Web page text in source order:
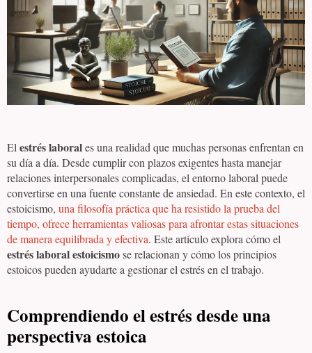
El estrés laborales una realidad que muchas personas enfrentan en
su día a día. Desde cumplir con plazos exigentes hasta manejar
relaciones interpersonales complicadas, el entorno laboral puede
convertirse en una fuente constante de ansiedad. En este contexto, el
estoicismo, una filosofía práctica que ha resistido la prueba del
tiempo, ofrece herramientas valiosas para afrontar estas situaciones
de manera equilibrada y efectiva. Este artículo explora cómo el
estrés laboral estoicismose relacionan y cómo los principios
estoicos pueden ayudarte a gestionar el estrés en el trabajo.
Comprendiendo el estrés desde una
perspectiva estoica